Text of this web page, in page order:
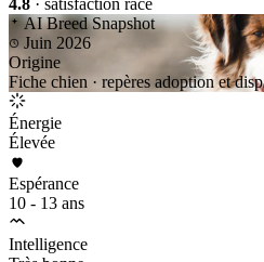
AI Breed Snapshot
Juin 2026
Origine
Fiche chien · repères adoption et
Énergie
Élevée
Espérance
10 - 13 ans
Intelligence